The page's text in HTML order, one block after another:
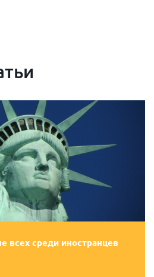
среди иностранцев